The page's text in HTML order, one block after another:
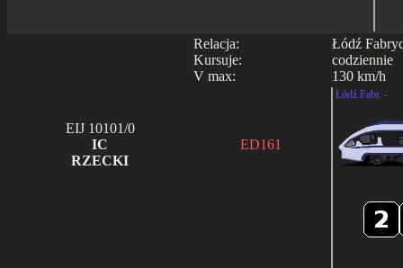
Relacja:
Kursuje:
V max:
Łódź
codziennie
130 km/h
EIJ 10101/0
IC
RZECKI
ED161
Łódź Fabr. -